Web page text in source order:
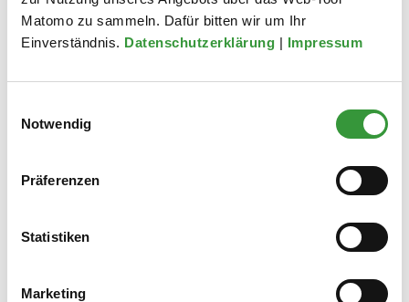
Matomo zu sammeln. Dafür bitten wir um Ihr
Einverständnis. Datenschutzerklärung | Impressum
Notwendig
Präferenzen
Statistiken
Marketing
bild­schirme
Laptop, Smartphones
Energiesparlampen